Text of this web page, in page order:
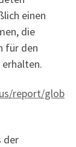
einen
die
für den
report/glob
der